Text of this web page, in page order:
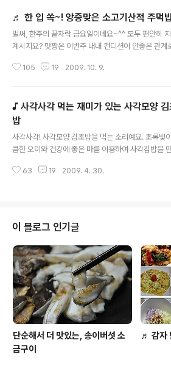
♬ 한 입 쏙~! 앙증맞은 소고기산적 주먹
벌써, 한주의 끝자락 금요일이네요~^^ 모두 편안히
계시지요? 맛짱은 이번주 내내 컨디션이 안좋은 관계
단한 요리가 제일이지요. 그래서..냉동실에 리폼요리를
주먹밥은 도시락으로 준비해도 좋고, 집에서 아이들
식사로도 좋은 메뉴랍니다. 맛짱은 남은 산적을 이용하
만들었지만, 불고기감으로 하여도 맛있으니 함 응용
만들어 보세요. 한끼식사로도 든든! 간단히 준비하는
락으로도 인기짱이랍니다. ◈ 한 입 쏙~! 앙증맞은 소
산적 주먹밥 ◈ [재료] 밥 2공기, 산적 아이 손바닥만한
105 19 2009. 10. 9.
♪ 사각사각 먹는 재미가 있는 사각모양
밥
사각사각! 사각모양 김초밥을 먹는 소리예요. 초록빛
큼한 오이와 건강에 좋은 마를 이용하여 사각김밥을
시면 왜 이리 사각사각에 연연을 햇는지 아실거예요.
를 가지고 만들었는데.. 맛짱은 오이와 마를 가지고 응
여 보았답니다. 어른용 도시락으로 만들면 좋은 사각
밥! 만들면서 주의 할 점과 함께 정리하여 볼께요. 참
고 맛있고 이쁜 도시락을 만드는데 도움이 되었으면
다. ◈ 사각사각 먹는 재미가 있는 사각모양 김초밥
료] 밥* 배합초 (다시마를 넣은 고슬하..
63 19 2009. 4. 30.
이 블로그 인기글
단순해서 더 맛있는, 송이버섯 소
금구이
♬ 감자